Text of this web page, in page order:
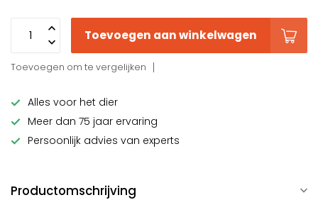
Toevoegen aan winkelwagen
Toevoegen om te vergelijken
Alles voor het dier
Meer dan 75 jaar ervaring
Persoonlijk advies van experts
Productomschrijving